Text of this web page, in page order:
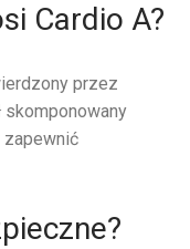
Cardio A?
przez
skomponowany
zapewnić